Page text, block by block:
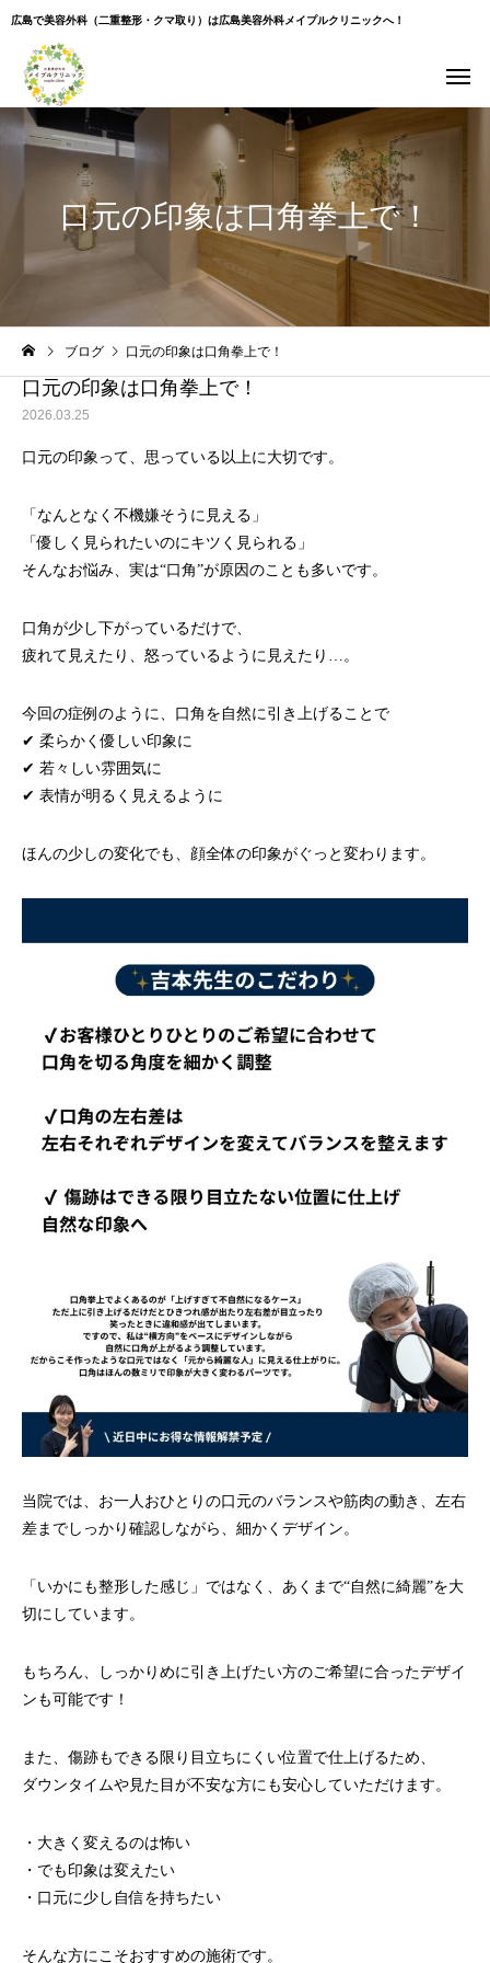
広島で美容外科（二重整形・クマ取り）は広島美容外科メイプルクリニックへ！
口元の印象は口角拳上で！
Warning
: Undefined variable $use_overlay in
content/themes/cure_tcd082/single.phpon line35
ブログ 口元の印象は口角拳上で！
口元の印象は口角拳上で！
2026.03.25
口元の印象って、思っている以上に大切です。
「なんとなく不機嫌そうに見える」
「優しく見られたいのにキツく見られる」
そんなお悩み、実は“口角”が原因のことも多いです。
口角が少し下がっているだけで、
疲れて見えたり、怒っているように見えたり…。
今回の症例のように、口角を自然に引き上げることで
✔ 柔らかく優しい印象に
✔ 若々しい雰囲気に
✔ 表情が明るく見えるように
ほんの少しの変化でも、顔全体の印象がぐっと変わります。
当院では、お一人おひとりの口元のバランスや筋肉の動き、左右
差までしっかり確認しながら、細かくデザイン。
「いかにも整形した感じ」ではなく、あくまで“自然に綺麗”を大
切にしています。
もちろん、しっかりめに引き上げたい方のご希望に合ったデザイ
ンも可能です！
また、傷跡もできる限り目立ちにくい位置で仕上げるため、
ダウンタイムや見た目が不安な方にも安心していただけます。
・大きく変えるのは怖い
・でも印象は変えたい
・口元に少し自信を持ちたい
そんな方にこそおすすめの施術です。